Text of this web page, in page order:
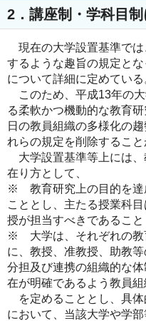
2．講座制・学科目
現在の大学設置基準では
するような趣旨の規定と
について詳細に定めている
このため、平成13年の
る柔軟かつ機動的な教育
日の教員組織の多様化の
れらの規定を削除すること
大学設置基準等上には、
在り方として、
※ 教育研究上の目的を達
こととし、主たる授業科
授が担当すべきであること
※ 大学は、それぞれの教
に、教授、准教授、助教
分担及び連携の組織的な
在が明確であるよう教員
を定めることとし、具体
において、当該大学や学